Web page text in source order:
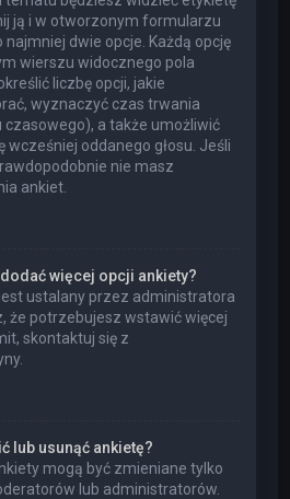
ją i w otworzonym formularzu
najmniej dwie opcje. Każdą opcję
wierszu widocznego pola
liczbę opcji, jakie
wyznaczyć czas trwania
a także umożliwić
oddanego głosu. Jeśli
nie masz
ankiet.
więcej opcji ankiety?
jest ustalany przez administratora
że potrzebujesz wstawić więcej
skontaktuj się z
lub usunąć ankietę?
mogą być zmieniane tylko
lub administratorów.